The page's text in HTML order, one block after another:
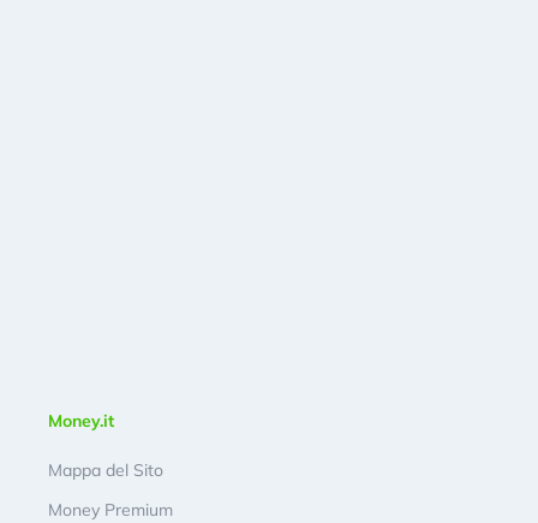
Money.it
Mappa del Sito
Money Premium